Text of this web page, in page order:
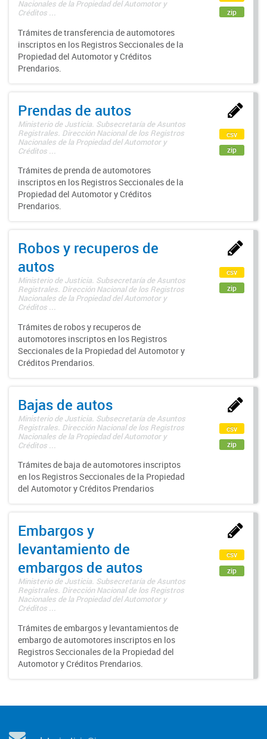
Nacionales de la Propiedad del Automotor y
Créditos ...
Trámites de transferencia de automotores
inscriptos en los Registros Seccionales de la
Propiedad del Automotor y Créditos
Prendarios.
zip
Prendas de autos
Ministerio de Justicia. Subsecretaría de Asuntos
Registrales. Dirección Nacional de los Registros
Nacionales de la Propiedad del Automotor y
Créditos ...
Trámites de prenda de automotores
inscriptos en los Registros Seccionales de la
Propiedad del Automotor y Créditos
Prendarios.
csv
zip
Robos y recuperos de
autos
Ministerio de Justicia. Subsecretaría de Asuntos
Registrales. Dirección Nacional de los Registros
Nacionales de la Propiedad del Automotor y
Créditos ...
Trámites de robos y recuperos de
automotores inscriptos en los Registros
Seccionales de la Propiedad del Automotor y
Créditos Prendarios.
csv
zip
Bajas de autos
Ministerio de Justicia. Subsecretaría de Asuntos
Registrales. Dirección Nacional de los Registros
Nacionales de la Propiedad del Automotor y
Créditos ...
Trámites de baja de automotores inscriptos
en los Registros Seccionales de la Propiedad
del Automotor y Créditos Prendarios
csv
zip
Embargos y
levantamiento de
embargos de autos
Ministerio de Justicia. Subsecretaría de Asuntos
Registrales. Dirección Nacional de los Registros
Nacionales de la Propiedad del Automotor y
Créditos ...
Trámites de embargos y levantamientos de
embargo de automotores inscriptos en los
Registros Seccionales de la Propiedad del
Automotor y Créditos Prendarios.
csv
zip